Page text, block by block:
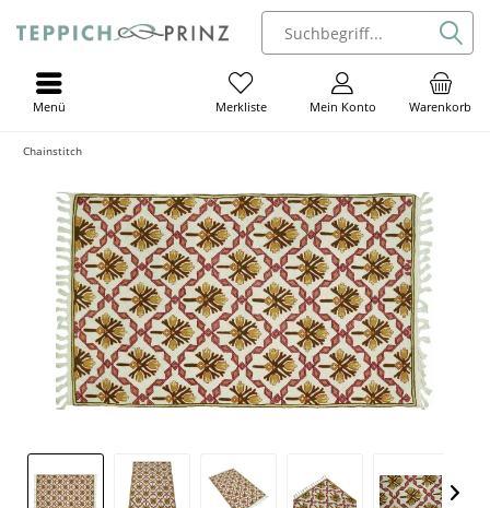
Warenkorb
Mein Konto
Merkliste
Menü
Chainstitch